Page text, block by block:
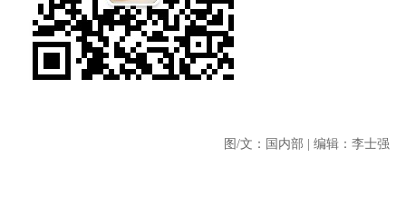
图/文：国内部 | 编辑：李士强